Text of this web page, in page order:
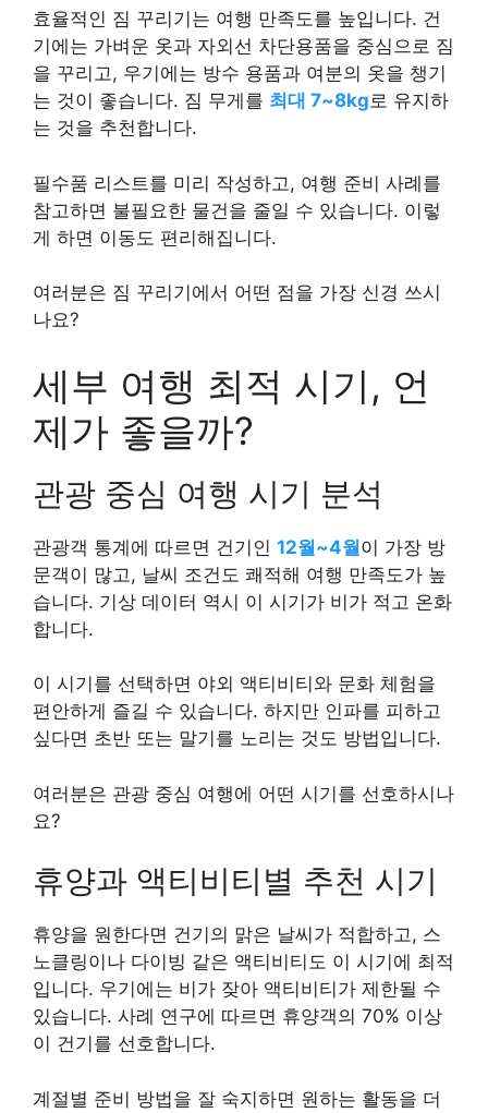
효율적인 짐 꾸리기는 여행 만족도를 높입니다. 건
기에는 가벼운 옷과 자외선 차단용품을 중심으로 짐
을 꾸리고, 우기에는 방수 용품과 여분의 옷을 챙기
는 것이 좋습니다. 짐 무게를 최대 7~8kg로 유지하
는 것을 추천합니다.
필수품 리스트를 미리 작성하고, 여행 준비 사례를
참고하면 불필요한 물건을 줄일 수 있습니다. 이렇
게 하면 이동도 편리해집니다.
여러분은 짐 꾸리기에서 어떤 점을 가장 신경 쓰시
나요?
세부 여행 최적 시기, 언
제가 좋을까?
관광 중심 여행 시기 분석
관광객 통계에 따르면 건기인 12월~4월이 가장 방
문객이 많고, 날씨 조건도 쾌적해 여행 만족도가 높
습니다. 기상 데이터 역시 이 시기가 비가 적고 온화
합니다.
이 시기를 선택하면 야외 액티비티와 문화 체험을
편안하게 즐길 수 있습니다. 하지만 인파를 피하고
싶다면 초반 또는 말기를 노리는 것도 방법입니다.
여러분은 관광 중심 여행에 어떤 시기를 선호하시나
요?
휴양과 액티비티별 추천 시기
휴양을 원한다면 건기의 맑은 날씨가 적합하고, 스
노클링이나 다이빙 같은 액티비티도 이 시기에 최적
입니다. 우기에는 비가 잦아 액티비티가 제한될 수
있습니다. 사례 연구에 따르면 휴양객의 70% 이상
이 건기를 선호합니다.
계절별 준비 방법을 잘 숙지하면 원하는 활동을 더